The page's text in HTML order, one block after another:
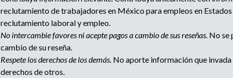
reclutamiento de trabajadores en México para empleos en
reclutamiento laboral y empleo.
No intercambie favores ni acepte pagos a cambio de sus reseñas. No se
cambio de su reseña.
Respete los derechos de los demás. No aporte información que
derechos de otros.